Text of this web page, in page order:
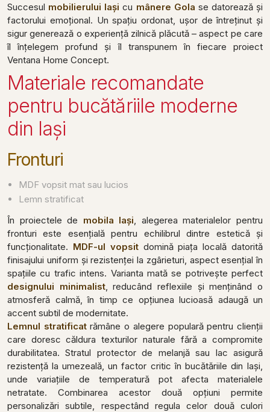
Succesul mobilierului Iași cu mânere Gola se datorează și
factorului emoțional. Un spațiu ordonat, ușor de întreținut și
sigur generează o experiență zilnică plăcută – aspect pe care
îl înțelegem profund și îl transpunem în fiecare proiect
Ventana Home Concept.
Materiale recomandate
pentru bucătăriile moderne
din Iași
Fronturi
MDF vopsit mat sau lucios
Lemn stratificat
În proiectele de mobila Iași , alegerea materialelor pentru
fronturi este esențială pentru echilibrul dintre estetică și
funcționalitate. MDF-ul vopsitdomină piața locală datorită
finisajului uniform și rezistenței la zgârieturi, aspect esențial în
spațiile cu trafic intens. Varianta mată se potrivește perfect
designului minimalist, reducând reflexiile și menținând o
atmosferă calmă, în timp ce opțiunea lucioasă adaugă un
accent subtil de modernitate.
Lemnul stratificatrămâne o alegere populară pentru clienții
care doresc căldura texturilor naturale fără a compromite
durabilitatea. Stratul protector de melanjă sau lac asigură
rezistență la umezeală, un factor critic în bucătăriile din Iași,
unde variațiile de temperatură pot afecta materialele
netratate. Combinarea acestor două opțiuni permite
personalizări subtile, respectând regula celor două culori